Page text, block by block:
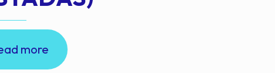
more